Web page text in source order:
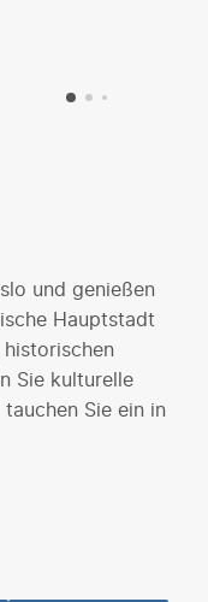
und genießen
Hauptstadt
Sie kulturelle
Sie ein in